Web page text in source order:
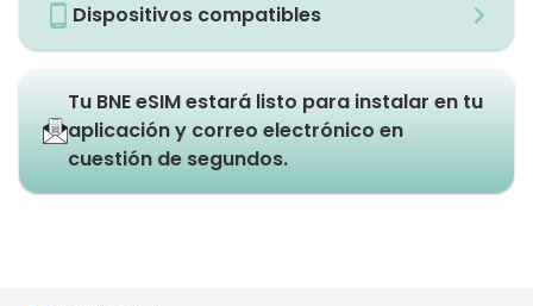
Dispositivos compatibles
Tu BNE eSIM estará listo para instalar en tu
aplicación y correo electrónico en
cuestión de segundos.